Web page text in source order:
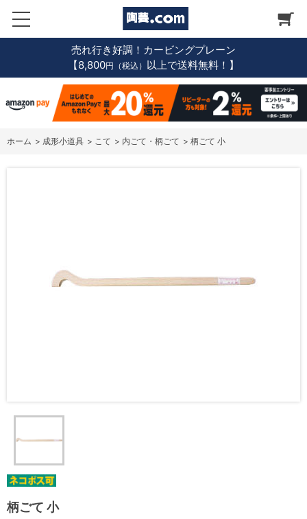
売れ行き好調！カービングプレーン
【8,800円（税込） 以上で送料無料！】
ホーム > 成形小道具 > こて > 内ごて・柄ごて > 柄ごて 小
柄ごて 小